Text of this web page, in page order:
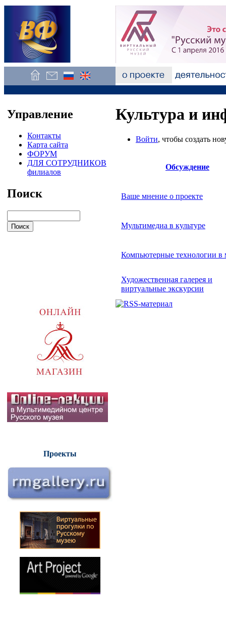
Управление
Контакты
Карта сайта
ФОРУМ
ДЛЯ СОТРУДНИКОВ
филиалов
Поиск
Проекты
Культура и
Войти, чтобы создать
Обсуждение
Ваше мнение о проекте
Мультимедиа в культуре
Компьютерные технологии в
Художественная галерея и
виртуальные экскурсии